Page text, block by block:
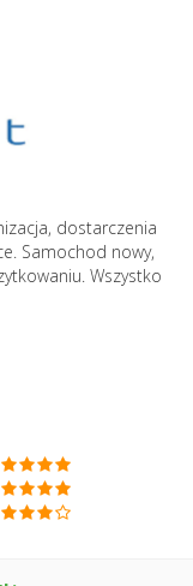
dostarczenia
Samochod nowy,
Wszystko